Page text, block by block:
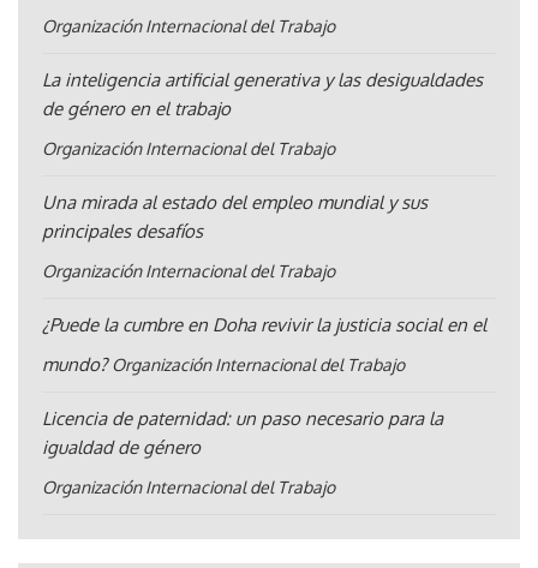
Organización Internacional del Trabajo
La inteligencia artificial generativa y las desigualdades
de género en el trabajo
Organización Internacional del Trabajo
Una mirada al estado del empleo mundial y sus
principales desafíos
Organización Internacional del Trabajo
¿Puede la cumbre en Doha revivir la justicia social en el
mundo? Organización Internacional del Trabajo
Licencia de paternidad: un paso necesario para la
igualdad de género
Organización Internacional del Trabajo